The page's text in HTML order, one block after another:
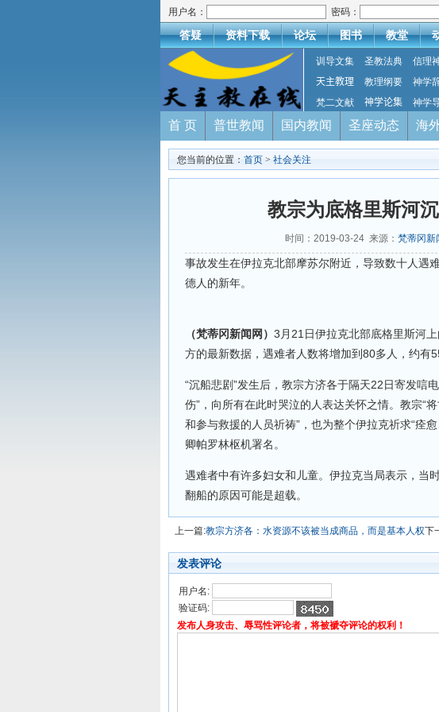
用户名： 密码：
答疑 资料下载 论坛 图书 教堂
训导文集 圣教法典 信理
天主教理
教理纲要 神学
梵二文献
神学论集 神学
首 页 普世教闻 国内教闻 圣座动态 海
您当前的位置： 首页 > 社会关注
教宗为底格里斯河
时间：2019-03-24 来源： 梵蒂冈新
事故发生在伊拉克北部摩苏尔附近，导致数十人
德人的新年。
（梵蒂冈新闻网） 3月21日伊拉克北部底格里斯河
方的最新数据，遇难者人数将增加到80多人，约有
“沉船悲剧”发生后，教宗方济各于隔天22日寄发唁
伤”，向所有在此时哭泣的人表达关怀之情。教宗“
和参与救援的人员祈祷”，也为整个伊拉克祈求“痊
卿帕罗林枢机署名。
遇难者中有许多妇女和儿童。伊拉克当局表示，当
翻船的原因可能是超载。
上一篇:教宗方济各：水资源不该被当成商品，而是基本人权下
发表评论
用户名:
验证码:
发布人身攻击、辱骂性评论者，将被褫夺评论的权利！